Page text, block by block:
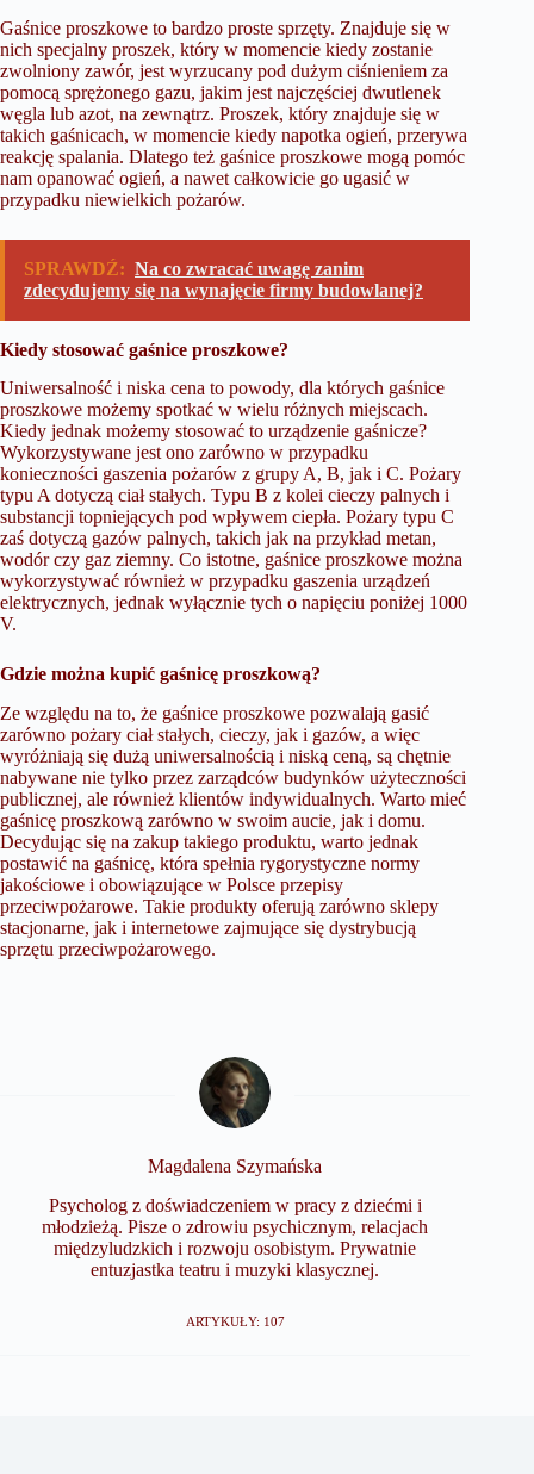
Gaśnice proszkowe to bardzo proste sprzęty. Znajduje się w
nich specjalny proszek, który w momencie kiedy zostanie
zwolniony zawór, jest wyrzucany pod dużym ciśnieniem za
pomocą sprężonego gazu, jakim jest najczęściej dwutlenek
węgla lub azot, na zewnątrz. Proszek, który znajduje się w
takich gaśnicach, w momencie kiedy napotka ogień, przerywa
reakcję spalania. Dlatego też gaśnice proszkowe mogą pomóc
nam opanować ogień, a nawet całkowicie go ugasić w
przypadku niewielkich pożarów.
SPRAWDŹ: Na co zwracać uwagę zanim
zdecydujemy się na wynajęcie firmy budowlanej?
Kiedy stosować gaśnice proszkowe?
Uniwersalność i niska cena to powody, dla których gaśnice
proszkowe możemy spotkać w wielu różnych miejscach.
Kiedy jednak możemy stosować to urządzenie gaśnicze?
Wykorzystywane jest ono zarówno w przypadku
konieczności gaszenia pożarów z grupy A, B, jak i C. Pożary
typu A dotyczą ciał stałych. Typu B z kolei cieczy palnych i
substancji topniejących pod wpływem ciepła. Pożary typu C
zaś dotyczą gazów palnych, takich jak na przykład metan,
wodór czy gaz ziemny. Co istotne, gaśnice proszkowe można
wykorzystywać również w przypadku gaszenia urządzeń
elektrycznych, jednak wyłącznie tych o napięciu poniżej 1000
V.
Gdzie można kupić gaśnicę proszkową?
Ze względu na to, że gaśnice proszkowe pozwalają gasić
zarówno pożary ciał stałych, cieczy, jak i gazów, a więc
wyróżniają się dużą uniwersalnością i niską ceną, są chętnie
nabywane nie tylko przez zarządców budynków użyteczności
publicznej, ale również klientów indywidualnych. Warto mieć
gaśnicę proszkową zarówno w swoim aucie, jak i domu.
Decydując się na zakup takiego produktu, warto jednak
postawić na gaśnicę, która spełnia rygorystyczne normy
jakościowe i obowiązujące w Polsce przepisy
przeciwpożarowe. Takie produkty oferują zarówno sklepy
stacjonarne, jak i internetowe zajmujące się dystrybucją
sprzętu przeciwpożarowego.
Magdalena Szymańska
Psycholog z doświadczeniem w pracy z dziećmi i
młodzieżą. Pisze o zdrowiu psychicznym, relacjach
międzyludzkich i rozwoju osobistym. Prywatnie
entuzjastka teatru i muzyki klasycznej.
ARTYKUŁY: 107